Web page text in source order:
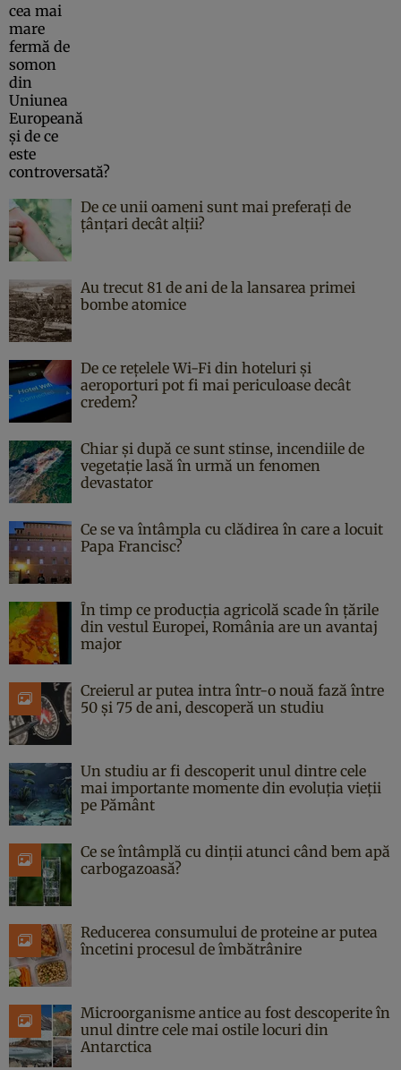
De ce unii oameni sunt mai preferați de
țânțari decât alții?
Au trecut 81 de ani de la lansarea primei
bombe atomice
De ce rețelele Wi-Fi din hoteluri și
aeroporturi pot fi mai periculoase decât
credem?
Chiar și după ce sunt stinse, incendiile de
vegetație lasă în urmă un fenomen
devastator
Ce se va întâmpla cu clădirea în care a locuit
Papa Francisc?
În timp ce producția agricolă scade în țările
din vestul Europei, România are un avantaj
major
Creierul ar putea intra într-o nouă fază între
50 și 75 de ani, descoperă un studiu
Un studiu ar fi descoperit unul dintre cele
mai importante momente din evoluția vieții
pe Pământ
Ce se întâmplă cu dinții atunci când bem apă
carbogazoasă?
Reducerea consumului de proteine ar putea
încetini procesul de îmbătrânire
Microorganisme antice au fost descoperite în
unul dintre cele mai ostile locuri din
Antarctica